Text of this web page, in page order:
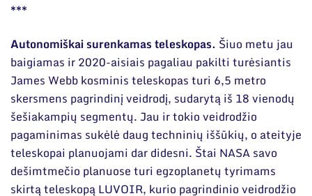
***
Autonomiškai surenkamas teleskopas. Šiuo metu jau
baigiamas ir 2020-aisiais pagaliau pakilti turėsiantis
James Webb kosminis teleskopas turi 6,5 metro
skersmens pagrindinį veidrodį, sudarytą iš 18 vienodų
šešiakampių segmentų. Jau ir tokio veidrodžio
pagaminimas sukėlė daug techninių iššūkių, o ateityje
teleskopai planuojami dar didesni. Štai NASA savo
dešimtmečio planuose turi egzoplanetų tyrimams
skirtą teleskopą LUVOIR, kurio pagrindinio veidrodžio